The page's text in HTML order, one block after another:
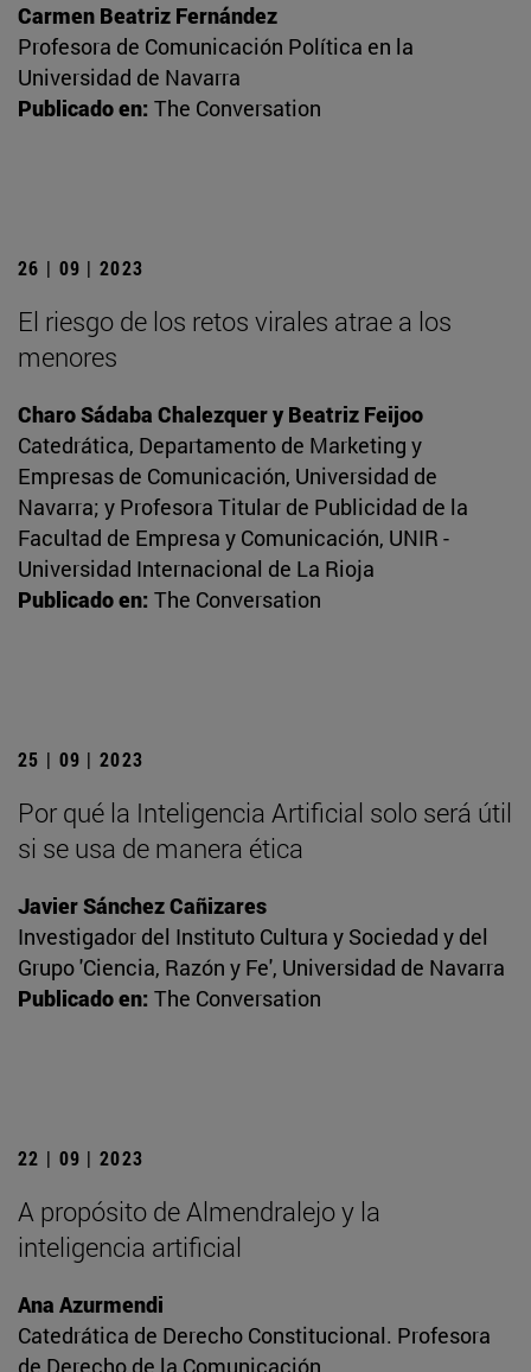
Carmen Beatriz Fernández
Profesora de Comunicación Política en la
Universidad de Navarra
Publicado en: The Conversation
26 | 09 | 2023
El riesgo de los retos virales atrae a los
menores
Charo Sádaba Chalezquer y Beatriz Feijoo
Catedrática, Departamento de Marketing y
Empresas de Comunicación, Universidad de
Navarra; y Profesora Titular de Publicidad de la
Facultad de Empresa y Comunicación, UNIR -
Universidad Internacional de La Rioja
Publicado en: The Conversation
25 | 09 | 2023
Por qué la Inteligencia Artificial solo será útil
si se usa de manera ética
Javier Sánchez Cañizares
Investigador del Instituto Cultura y Sociedad y del
Grupo 'Ciencia, Razón y Fe', Universidad de Navarra
Publicado en: The Conversation
22 | 09 | 2023
A propósito de Almendralejo y la
inteligencia artificial
Ana Azurmendi
Catedrática de Derecho Constitucional. Profesora
de Derecho de la Comunicación